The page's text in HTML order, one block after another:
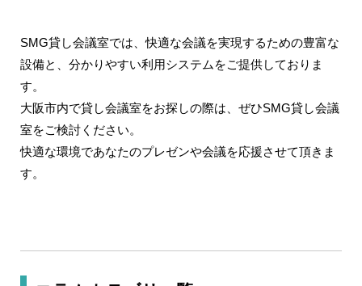
SMG貸し会議室では、快適な会議を実現するための豊富な
設備と、分かりやすい利用システムをご提供しておりま
す。
大阪市内で貸し会議室をお探しの際は、ぜひSMG貸し会議
室をご検討ください。
快適な環境であなたのプレゼンや会議を応援させて頂きま
す。